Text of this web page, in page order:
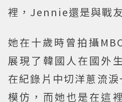
裡，Jennie還是與戰
她在十歲時曾拍攝
展現了韓國人在國外
在紀錄片中切洋蔥流
模仿，而她也是在這